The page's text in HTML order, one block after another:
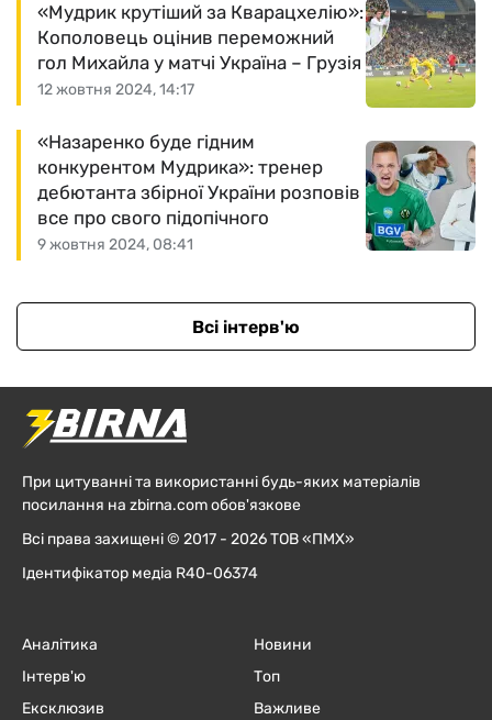
12 жовтня 2024, 14:17
«Мудрик крутіший за Кварацхелію»:
Кополовець оцінив переможний
гол Михайла у матчі Україна – Грузія
9 жовтня 2024, 08:41
«Назаренко буде гідним
конкурентом Мудрика»: тренер
дебютанта збірної України розповів
все про свого підопічного
Всі інтерв'ю
При цитуванні та використанні будь-яких матеріалів
посилання на zbirna.com обов'язкове
Всі права захищені © 2017 - 2026 ТОВ «ПМХ»
Ідентифікатор медіа R40-06374
Аналітика
Інтерв'ю
Ексклюзив
Новини
Топ
Важливе